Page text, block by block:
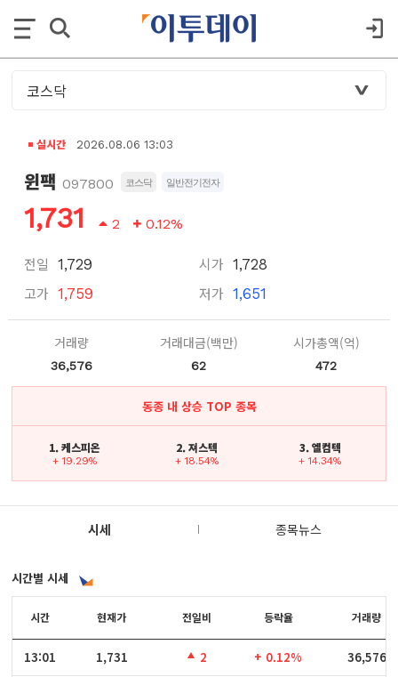
실시간 2026.08.06 13:03
윈팩 097800 코스닥 일반전기전자
1,731 2 0.12%
전일 1,729
고가 1,759
시가 1,728
저가 1,651
거래량
36,576
거래대금(백만)
62
시가총액(억)
472
동종 내 상승 TOP 종목
1. 케스피온
+ 19.29%
2. 져스텍
+ 18.54%
3. 엘컴텍
+ 14.34%
시세 종목뉴스
시간별 시세
시간
13:01
시간 현재가 전일비 등락율 거래량
13:01 1,731 2 + 0.12% 36,576